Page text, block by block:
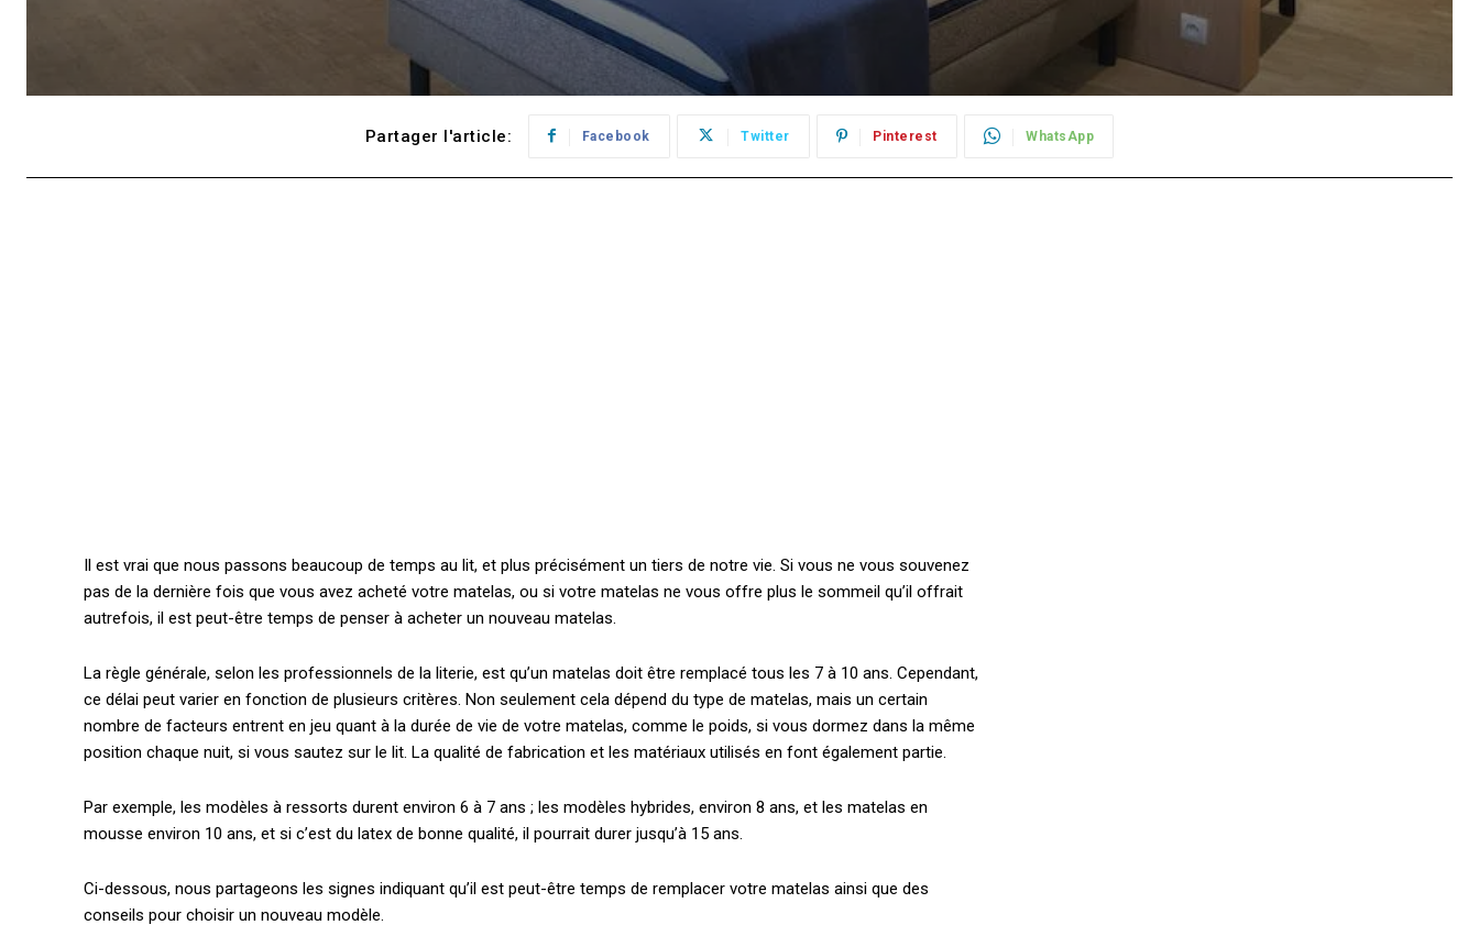
Partager l'article: Facebook Twitter Pinterest WhatsApp
Il est vrai que nous passons beaucoup de temps au lit, et plus précisément un tiers de notre vie. Si vous ne vous souvenez
pas de la dernière fois que vous avez acheté votre matelas, ou si votre matelas ne vous offre plus le sommeil qu’il offrait
autrefois, il est peut-être temps de penser à acheter un nouveau matelas.
La règle générale, selon les professionnels de la literie, est qu’un matelas doit être remplacé tous les 7 à 10 ans. Cependant,
ce délai peut varier en fonction de plusieurs critères. Non seulement cela dépend du type de matelas, mais un certain
nombre de facteurs entrent en jeu quant à la durée de vie de votre matelas, comme le poids, si vous dormez dans la même
position chaque nuit, si vous sautez sur le lit. La qualité de fabrication et les matériaux utilisés en font également partie.
Par exemple, les modèles à ressorts durent environ 6 à 7 ans ; les modèles hybrides, environ 8 ans, et les matelas en
mousse environ 10 ans, et si c’est du latex de bonne qualité, il pourrait durer jusqu’à 15 ans.
Ci-dessous, nous partageons les signes indiquant qu’il est peut-être temps de remplacer votre matelas ainsi que des
conseils pour choisir un nouveau modèle.